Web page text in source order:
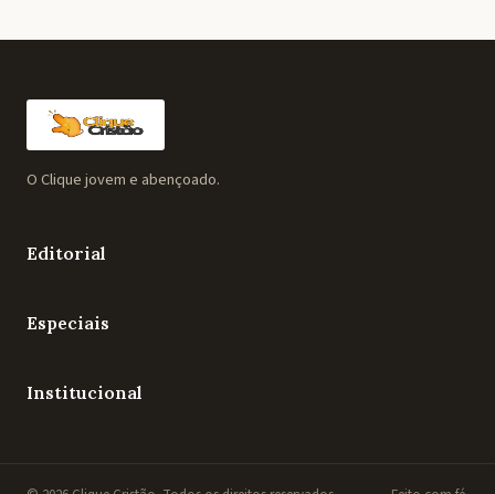
O Clique jovem e abençoado.
Editorial
Especiais
Institucional